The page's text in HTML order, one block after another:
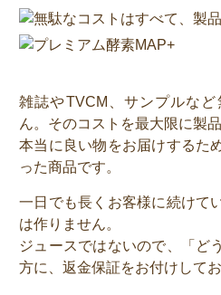
雑誌やTVCM、サンプルな
ん。そのコストを最大限に製
本当に良い物をお届けするた
った商品です。
一日でも長くお客様に続けて
は作りません。
ジュースではないので、「ど
方に、返金保証をお付けしてお